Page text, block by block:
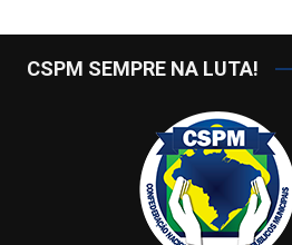
CSPM SEMPRE NA LUTA!